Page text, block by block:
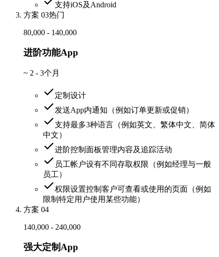
支持iOS及Android
方案 03热门
80,000 - 140,000
进阶功能App
~ 2 - 3个月
定制设计
发送App内通知（例如订单更新或促销）
支持最多3种语言（例如英文、繁体中文、简体
中文）
进阶控制面板管理内容及追踪活动
员工帐户设有不同存取权限（例如经理与一般
员工）
权限设置控制客户可查看或使用的页面（例如
限制特定用户使用某些功能）
方案 04
140,000 - 240,000
强大定制App